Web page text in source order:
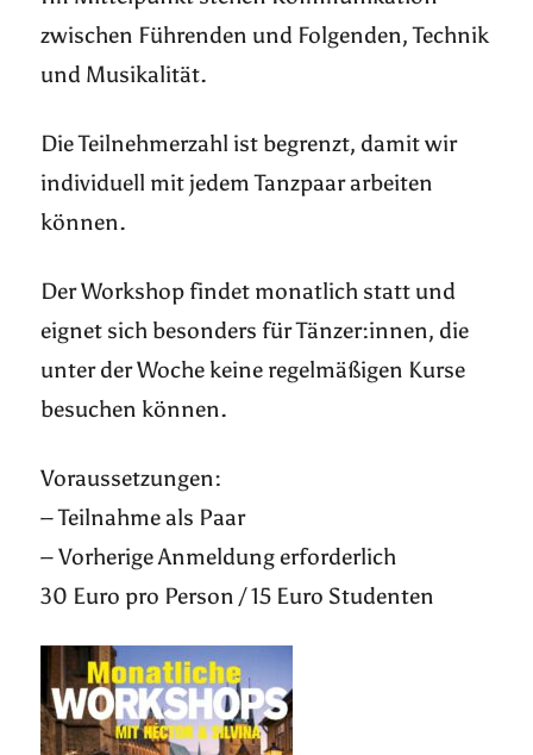
zwischen Führenden und Folgenden, Technik
und Musikalität.
Die Teilnehmerzahl ist begrenzt, damit wir
individuell mit jedem Tanzpaar arbeiten
können.
Der Workshop findet monatlich statt und
eignet sich besonders für Tänzer:innen, die
unter der Woche keine regelmäßigen Kurse
besuchen können.
Voraussetzungen:
– Teilnahme als Paar
– Vorherige Anmeldung erforderlich
30 Euro pro Person / 15 Euro Studenten